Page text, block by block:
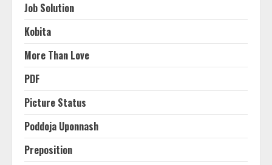
Job Solution
Kobita
More Than Love
PDF
Picture Status
Poddoja Uponnash
Preposition